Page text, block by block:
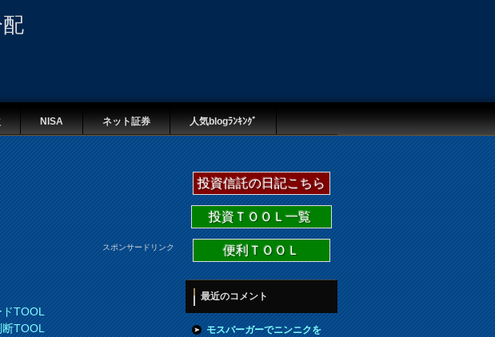
NISA ネット証券 人気blogﾗﾝｷﾝｸﾞ
スポンサードリンク
TOOL
TOOL
投資信託の日記こちら
投資ＴＯＯＬ一覧
便利ＴＯＯＬ
最近のコメント
モスバーガーでニンニクを